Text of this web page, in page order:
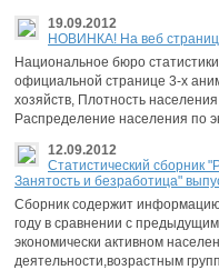
19.09.2012
НОВИНКА! На веб
Национальное бюро
официальной странице 3-х
хозяйств, Плотность
Распределение населения по
12.09.2012
Cтатистический сборник
Занятость и безработица"
Сборник содержит
году в сравнении с
экономически активном
деятельности,возрастным